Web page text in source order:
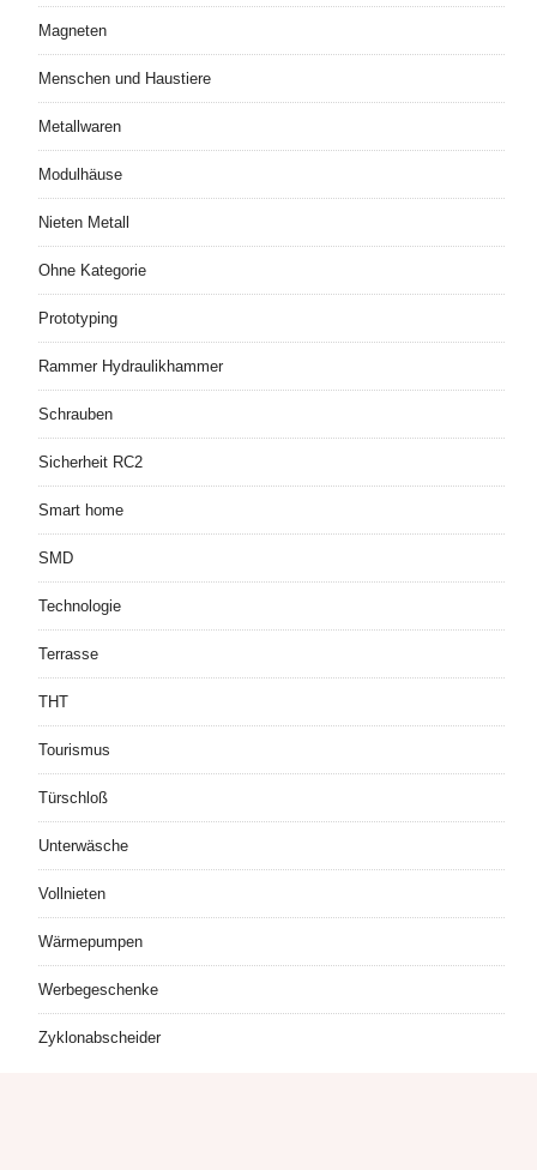
Magneten
Menschen und Haustiere
Metallwaren
Modulhäuse
Nieten Metall
Ohne Kategorie
Prototyping
Rammer Hydraulikhammer
Schrauben
Sicherheit RC2
Smart home
SMD
Technologie
Terrasse
THT
Tourismus
Türschloß
Unterwäsche
Vollnieten
Wärmepumpen
Werbegeschenke
Zyklonabscheider